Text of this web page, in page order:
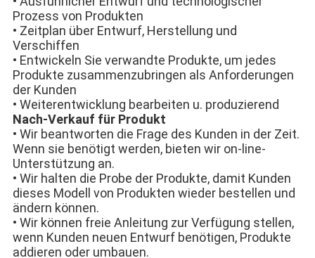
Prozess von Produkten
• Zeitplan über Entwurf, Herstellung und
Verschiffen
• Entwickeln Sie verwandte Produkte, um jedes
Produkte zusammenzubringen als Anforderungen
der Kunden
• Weiterentwicklung bearbeiten u. produzierend
Nach-Verkauf für Produkt
• Wir beantworten die Frage des Kunden in der Zeit.
Wenn sie benötigt werden, bieten wir on-line-
Unterstützung an.
• Wir halten die Probe der Produkte, damit Kunden
dieses Modell von Produkten wieder bestellen und
ändern können.
• Wir können freie Anleitung zur Verfügung stellen,
wenn Kunden neuen Entwurf benötigen, Produkte
addieren oder umbauen.